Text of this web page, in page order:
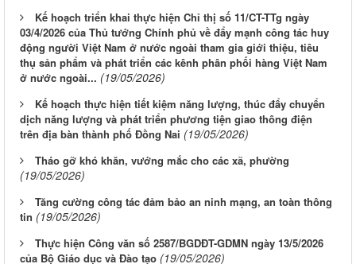
Kế hoạch triển khai thực hiện Chỉ thị số 11/CT-TTg ngày
03/4/2026 của Thủ tướng Chính phủ về đẩy mạnh công tác huy
động người Việt Nam ở nước ngoài tham gia giới thiệu, tiêu
thụ sản phẩm và phát triển các kênh phân phối hàng Việt Nam
ở nước ngoài... (19/05/2026)
Kế hoạch thực hiện tiết kiệm năng lượng, thúc đẩy chuyển
dịch năng lượng và phát triển phương tiện giao thông điện
trên địa bàn thành phố Đồng Nai (19/05/2026)
Tháo gỡ khó khăn, vướng mắc cho các xã, phường
(19/05/2026)
Tăng cường công tác đảm bảo an ninh mạng, an toàn thông
tin (19/05/2026)
Thực hiện Công văn số 2587/BGDĐT-GDMN ngày 13/5/2026
của Bộ Giáo dục và Đào tạo (19/05/2026)